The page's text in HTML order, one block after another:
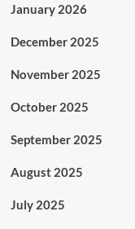
January 2026
December 2025
November 2025
October 2025
September 2025
August 2025
July 2025